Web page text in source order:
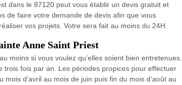
dans le 87120 peut vous établir un devis gratuit et
de faire votre demande de devis afin que vous
vos projets. Votre sera fait au moins du 24H.
Anne Saint Priest
moins si vous voulez qu’elles soient bien entretenues.
trois fois par an. Les périodes propices pour effectuer
d’avril au mois de juin puis fin du mois d’août au